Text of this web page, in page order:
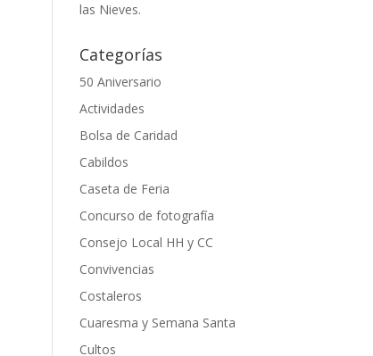
las Nieves.
Categorías
50 Aniversario
Actividades
Bolsa de Caridad
Cabildos
Caseta de Feria
Concurso de fotografía
Consejo Local HH y CC
Convivencias
Costaleros
Cuaresma y Semana Santa
Cultos